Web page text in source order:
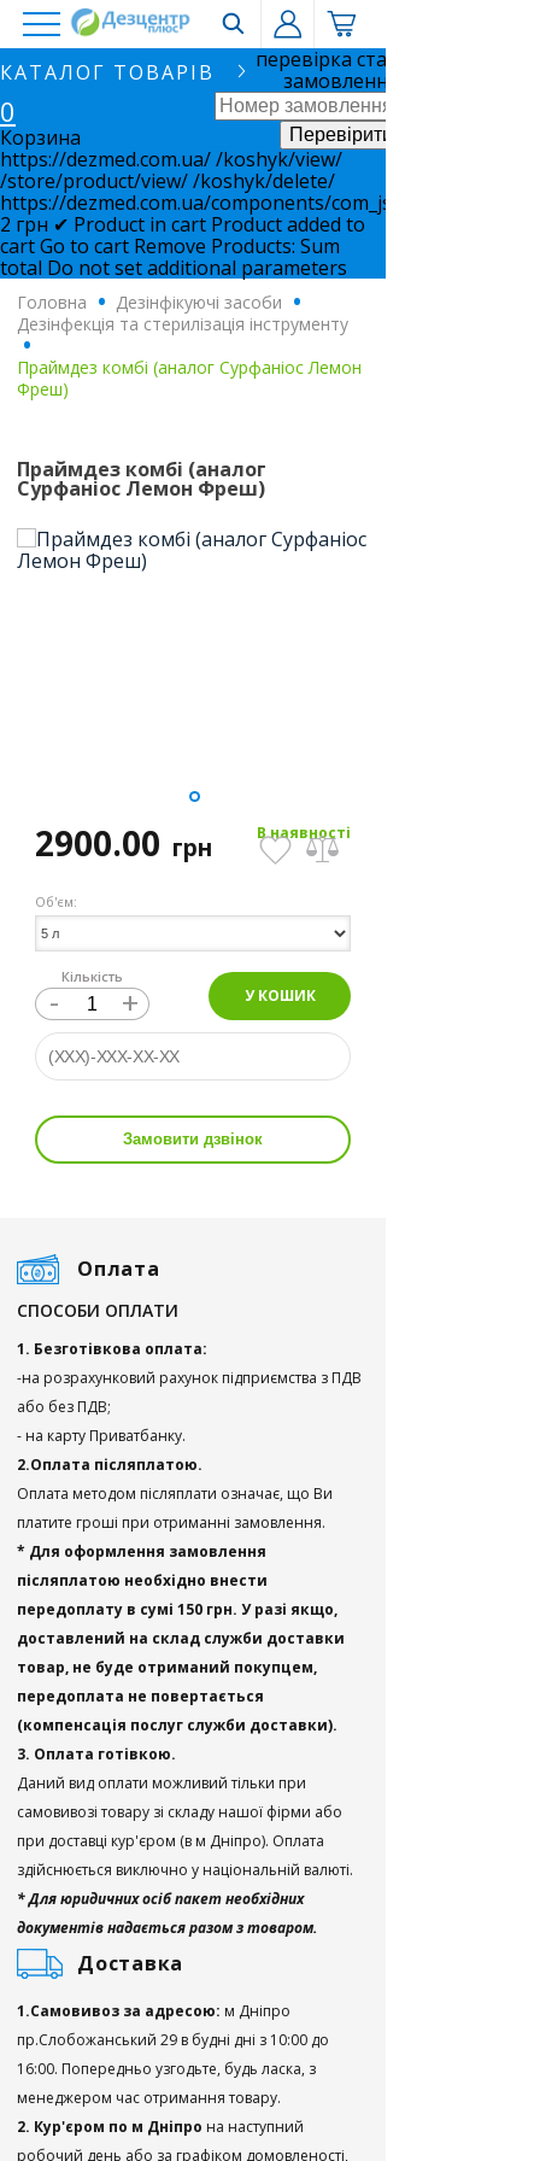
КАТАЛОГ ТОВАРІВ
перевірка статусу
замовлення
0
Корзина
https://dezmed.com.ua//koshyk/view/
/store/product/view//koshyk/delete/
https://dezmed.com.ua/components/com_jshopping/files/
2 грн ✔ Product in cart Product added to
cartGo to cart Remove Products: Sum
total Do not set additional parameters
Головна . Дезінфікуючі засоби
.
Дезінфекція та стерилізація інструменту
.
Праймдез комбі (аналог Сурфаніос Лемон
Фреш)
Праймдез комбі (аналог
Сурфаніос Лемон Фреш)
В наявності
2900.00 грн
Об'єм:
Кількість
- + У КОШИК
Замовити дзвінок
Оплата
СПОСОБИ ОПЛАТИ
1. Безготівкова оплата:
-на розрахунковий рахунок підприємства з ПДВ
або без ПДВ;
- на карту Приватбанку.
2.Оплата післяплатою.
Оплата методом післяплати означає, що Ви
платите гроші при отриманні замовлення.
* Для оформлення замовлення
післяплатою необхідно внести
передоплату в сумі 150 грн. У разі якщо,
доставлений на склад служби доставки
товар, не буде отриманий покупцем,
передоплата не повертається
(компенсація послуг служби доставки).
3. Оплата готівкою.
Даний вид оплати можливий тільки при
самовивозі товару зі складу нашої фірми або
при доставці кур'єром (в м Дніпро). Оплата
здійснюється виключно у національній валюті.
* Для юридичних осіб пакет необхідних
документів надається разом з товаром.
Доставка
1.Самовивоз за адресою: м Дніпро
пр.Слобожанський 29 в будні дні з 10:00 до
16:00. Попередньо узгодьте, будь ласка, з
менеджером час отримання товару.
2. Кур'єром по м Дніпро на наступний
робочий день або за графіком домовленості,